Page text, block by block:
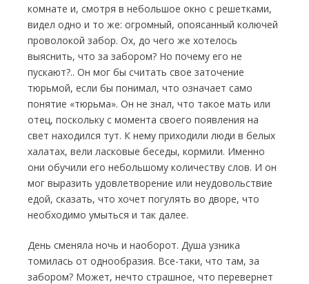
комнате и, смотря в небольшое окно с решетками,
видел одно и то же: огромный, опоясанный колючей
проволо­кой забор. Ох, до чего же хотелось
выяснить, что за забором? Но почему его не
пускают?.. Он мог бы считать свое заточение
тюрьмой, если бы понимал, что означает само
понятие «тюрьма». Он не знал, что такое мать или
отец, поскольку с момента своего появления на
свет находился тут. К нему приходили люди в бе­лых
халатах, вели ласковые беседы, корми­ли. Именно
они обучили его небольшому ко­личеству слов. И он
мог выразить удовлетво­рение или неудовольствие
едой, сказать, что хочет погулять во дворе, что
необходимо умыться и так далее.
День сменяла ночь и наоборот. Душа уз­ника
томилась от однообразия. Все-таки, что там, за
забором? Может, нечто страшное, что перевернет